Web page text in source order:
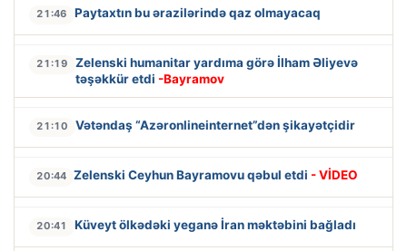
21:46 Paytaxtın bu ərazilərində qaz olmayacaq
21:19
Zelenski humanitar yardıma görə İlham Əliyevə
təşəkkür etdi -Bayramov
21:10 Vətəndaş “Azəronlineinternet”dən şikayətçidir
20:44 Zelenski Ceyhun Bayramovu qəbul etdi - VİDEO
20:41 Küveyt ölkədəki yeganə İran məktəbini bağladı